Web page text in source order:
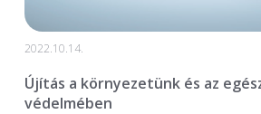
2022.10.14.
Újítás a környezetünk és az
védelmében